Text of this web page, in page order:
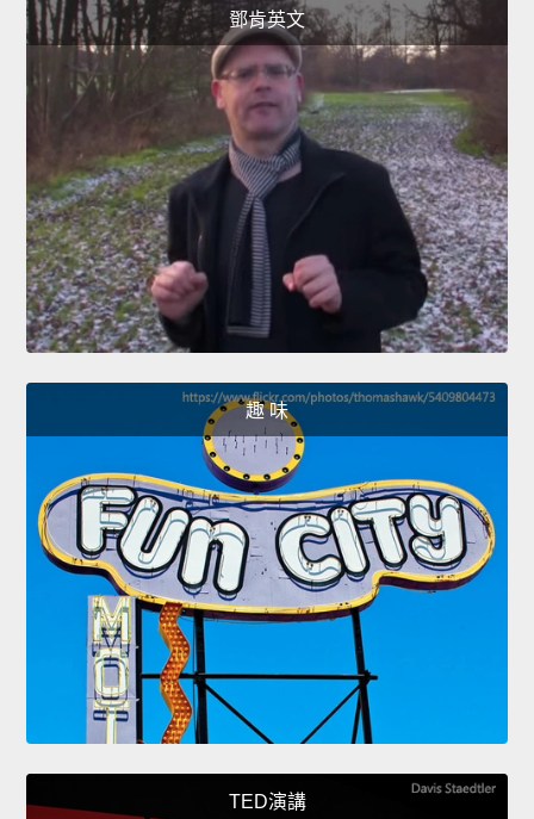
鄧肯英文
趣 味
TED演講